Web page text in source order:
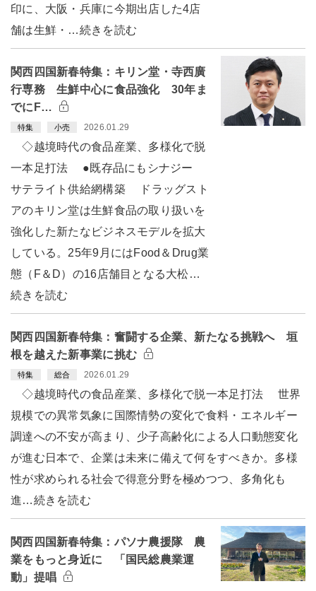
印に、大阪・兵庫に今期出店した4店
舗は生鮮・…続きを読む
関西四国新春特集：キリン堂・寺西廣
行専務 生鮮中心に食品強化 30年ま
でにF…
特集 小売 2026.01.29
◇越境時代の食品産業、多様化で脱
一本足打法 ●既存品にもシナジー
サテライト供給網構築 ドラッグスト
アのキリン堂は生鮮食品の取り扱いを
強化した新たなビジネスモデルを拡大
している。25年9月にはFood＆Drug業
態（F＆D）の16店舗目となる大松…
続きを読む
関西四国新春特集：奮闘する企業、新たなる挑戦へ 垣
根を越えた新事業に挑む
特集 総合 2026.01.29
◇越境時代の食品産業、多様化で脱一本足打法 世界
規模での異常気象に国際情勢の変化で食料・エネルギー
調達への不安が高まり、少子高齢化による人口動態変化
が進む日本で、企業は未来に備えて何をすべきか。多様
性が求められる社会で得意分野を極めつつ、多角化も
進…続きを読む
関西四国新春特集：パソナ農援隊 農
業をもっと身近に 「国民総農業運
動」提唱